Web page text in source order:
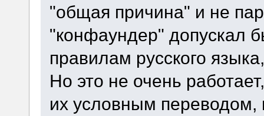
"общая причина" и не
"конфаундер" допускал
правилам русского
Но это не очень
их условным переводом,